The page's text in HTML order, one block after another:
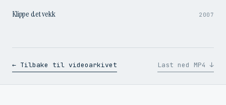
Klippe det vekk 2007
← Tilbake til videoarkivet Last ned MP4 ↓